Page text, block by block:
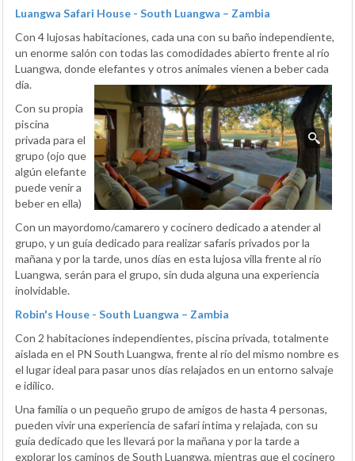
Luangwa Safari House - South Luangwa – Zambia
Con 4 lujosas habitaciones, cada una con su baño independiente,
un enorme salón con todas las comodidades abierto frente al río
Luangwa, donde elefantes y otros animales vienen a beber cada
día.
Con su propia
piscina
privada para el
grupo (ojo que
algún elefante
puede venir a
beber en ella)
Con un mayordomo/camarero y cocinero dedicado a atender al
grupo, y un guía dedicado para realizar safaris privados por la
mañana y por la tarde, unos días en esta lujosa villa frente al río
Luangwa, serán para el grupo, sin duda alguna una experiencia
inolvidable.
Robin's House - South Luangwa – Zambia
Con 2 habitaciones independientes, piscina privada, totalmente
aislada en el PN South Luangwa, frente al río del mismo nombre es
el lugar ideal para pasar unos días relajados en un entorno salvaje
e idílico.
Una familia o un pequeño grupo de amigos de hasta 4 personas,
pueden vivir una experiencia de safari íntima y relajada, con su
guía dedicado que les llevará por la mañana y por la tarde a
explorar los caminos de South Luangwa, mientras que el cocinero